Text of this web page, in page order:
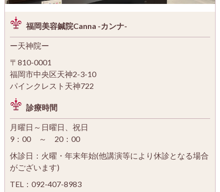
福岡美容鍼院Canna -カンナ-
ー天神院ー
〒810-0001
福岡市中央区天神2-3-10
パインクレスト天神722
診療時間
月曜日～日曜日、祝日
9：00 ～ 20：00
休診日：火曜・年末年始(他講演等により休診となる場合
がございます)
TEL：092-407-8983